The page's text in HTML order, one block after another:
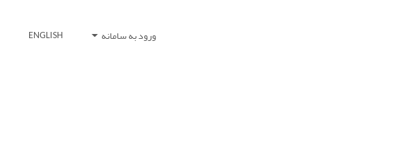
ورود به سامانه ENGLISH